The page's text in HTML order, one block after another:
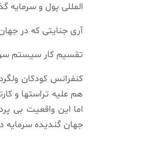
المللی پول و
آری جنایتی که در
تقسیم کار سیستم
کنفرانس کودکان
هم علیه تراستها و
اما این واقعیت بی
جهان گندیده سرمایه